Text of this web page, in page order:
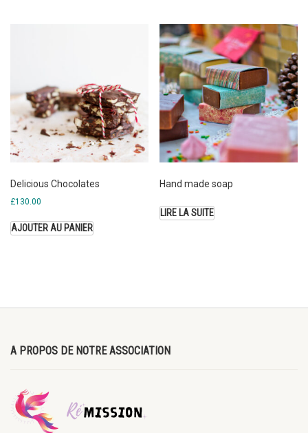
Delicious Chocolates
£130.00
AJOUTER AU PANIER
Hand made soap
LIRE LA SUITE
A PROPOS DE NOTRE ASSOCIATION